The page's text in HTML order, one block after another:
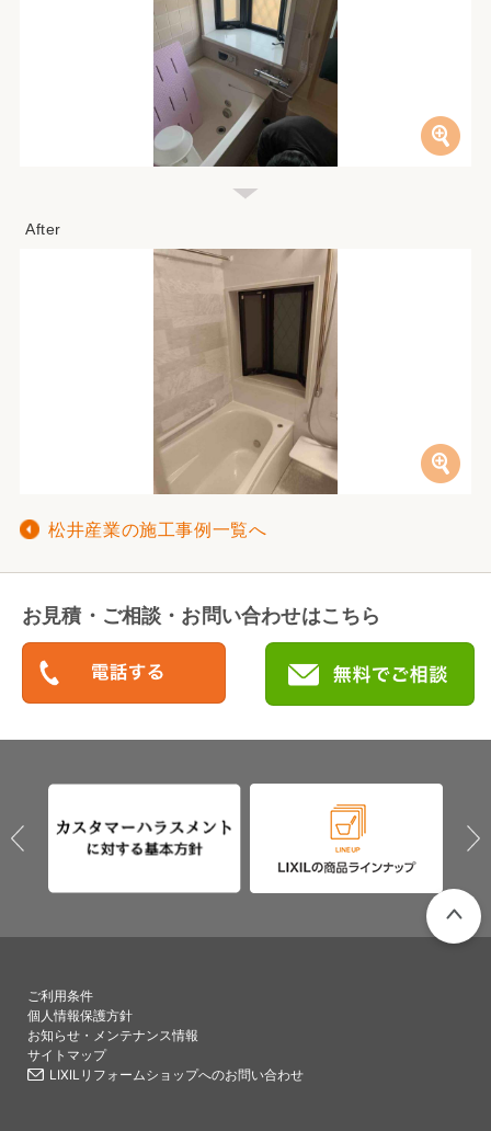
松井産業の施工事例一覧へ
お見積・ご相談・お問い合わせはこちら
ご利用条件
個人情報保護方針
お知らせ・メンテナンス情報
サイトマップ
LIXILリフォームショップへのお問い合わせ